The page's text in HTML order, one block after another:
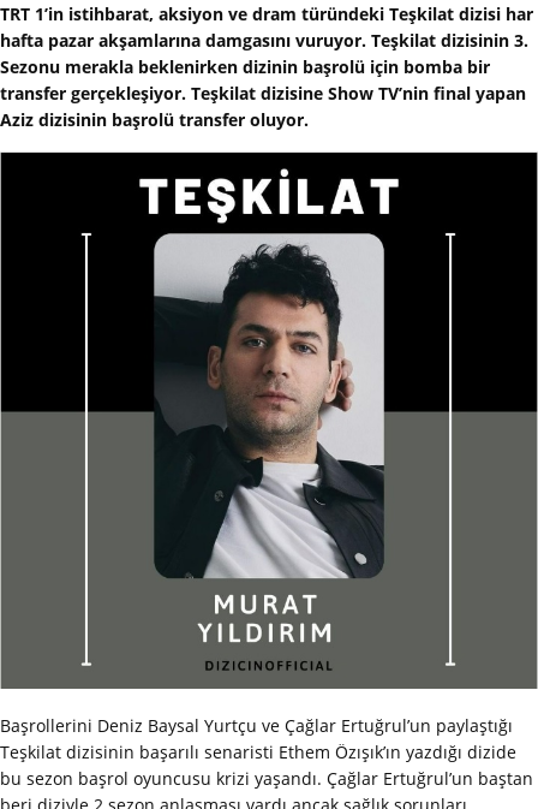
TRT 1’in istihbarat, aksiyon ve dram türündeki Teşkilat dizisi har
hafta pazar akşamlarına damgasını vuruyor. Teşkilat dizisinin 3.
Sezonu merakla beklenirken dizinin başrolü için bomba bir
transfer gerçekleşiyor. Teşkilat dizisine Show TV’nin final yapan
Aziz dizisinin başrolü transfer oluyor.
Başrollerini Deniz Baysal Yurtçu ve Çağlar Ertuğrul’un paylaştığı
Teşkilat dizisinin başarılı senaristi Ethem Özışık’ın yazdığı dizide
bu sezon başrol oyuncusu krizi yaşandı. Çağlar Ertuğrul’un baştan